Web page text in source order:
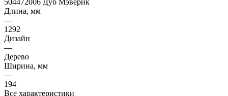
Длина, мм
—
1292
Дизайн
—
Дерево
Ширина, мм
—
194
Все характеристики